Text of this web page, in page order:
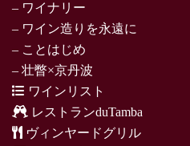
– ワイナリー
– ワイン造りを永遠に
– ことはじめ
– 壮瞥×京丹波
ワインリスト
レストランduTamba
ヴィンヤードグリル